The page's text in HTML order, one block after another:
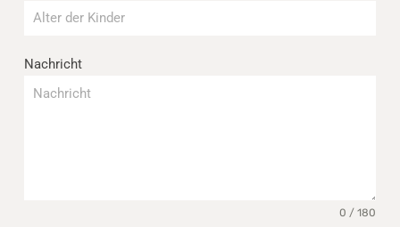
Nachricht
0 / 180